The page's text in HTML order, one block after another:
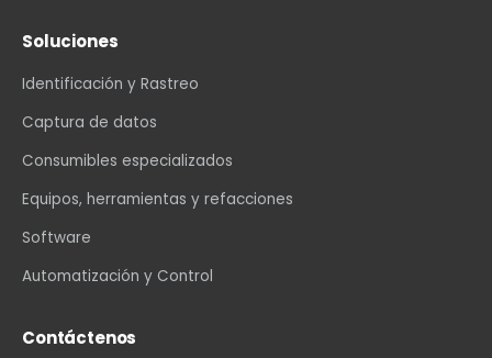
Soluciones
Identificación y Rastreo
Captura de datos
Consumibles especializados
Equipos, herramientas y refacciones
Software
Automatización y Control
Contáctenos